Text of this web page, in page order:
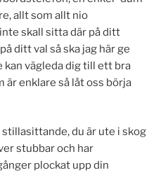
allt som allt nio
skall sitta där på ditt
ditt val så ska jag här ge
kan vägleda dig till ett bra
är enklare så låt oss börja
du är ute i skog
stubbar och har
plockat upp din